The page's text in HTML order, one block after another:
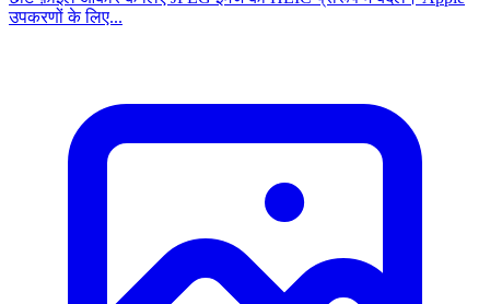
उपकरणों के लिए...